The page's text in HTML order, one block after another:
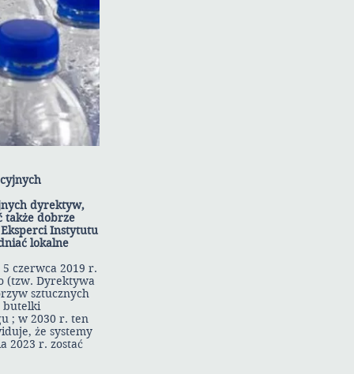
dyrektyw,
także dobrze
Instytutu
lokalne
czerwca 2019 r.
(tzw. Dyrektywa
sztucznych
butelki
; w 2030 r. ten
że systemy
2023 r. zostać